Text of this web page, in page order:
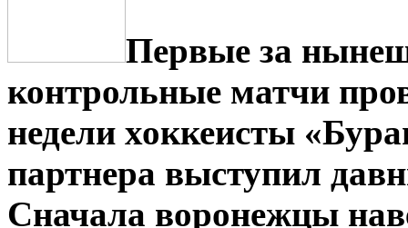
Первые за
контрольные матчи
недели хоккеисты
партнера выступил
Сначала воронежцы